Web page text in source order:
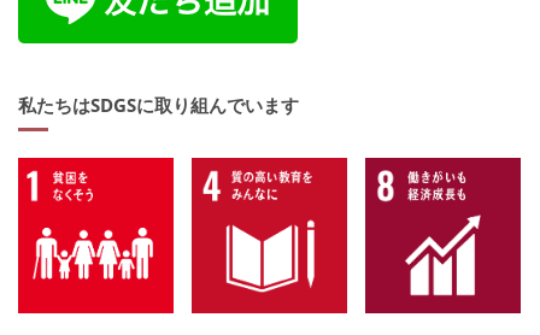
私たちはSDGSに取り組んでいます